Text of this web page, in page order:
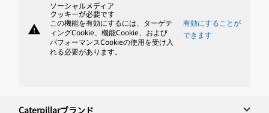
warning
ソーシャルメディア
クッキーが必要です
この機能を有効にするには、ターゲテ
ィングCookie、機能Cookie、および
パフォーマンスCookieの使用を受け入
れる必要があります。
有効にすることが
できます
Caterpillarブランド